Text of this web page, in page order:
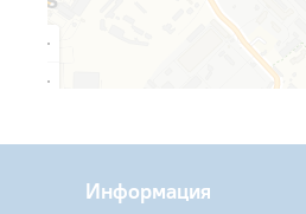
Информация